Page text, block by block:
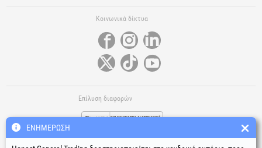
Κοινωνικά δίκτυα
Επίλυση διαφορών
ΕΝΗΜΈΡΩΣΗ